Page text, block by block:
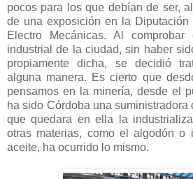
pocos para los que debían de ser,
de una exposición en la Diputación
Electro Mecánicas. Al comprobar
industrial de la ciudad, sin haber
propiamente dicha, se decidió
alguna manera. Es cierto que
pensamos en la minería, desde el
ha sido Córdoba una suministradora
que quedara en ella la
otras materias, como el algodón o
aceite, ha ocurrido lo mismo.